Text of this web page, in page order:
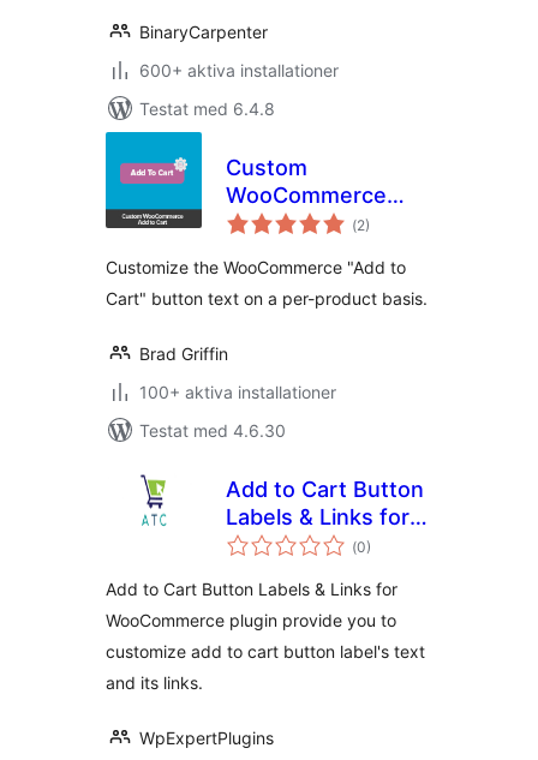
BinaryCarpenter
600+ aktiva installationer
Testat med 6.4.8
Custom
WooCommerce
Add to Cart (Totalt
antal
2)
Customize the WooCommerce "Add to
Cart" button text on a per-product basis.
Brad Griffin
100+ aktiva installationer
Testat med 4.6.30
Add to Cart Button
Labels & Links for
WooCommerce
(Totalt
antal
0)
Add to Cart Button Labels & Links for
WooCommerce plugin provide you to
customize add to cart button label's text
and its links.
WpExpertPlugins